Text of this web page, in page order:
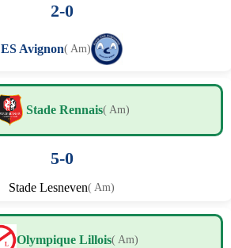
2-0
ES Avignon( Am)
Stade Rennais( Am)
5-0
Stade Lesneven( Am)
Olympique Lillois( Am)